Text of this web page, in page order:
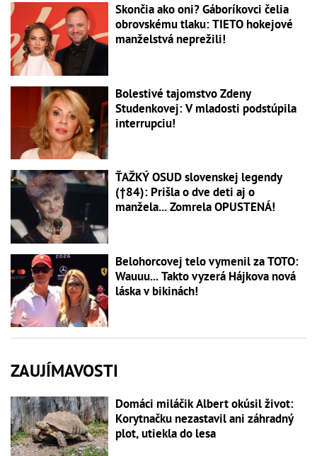
Skončia ako oni? Gáboríkovci čelia
obrovskému tlaku: TIETO hokejové
manželstvá neprežili!
Bolestivé tajomstvo Zdeny
Studenkovej: V mladosti podstúpila
interrupciu!
ŤAŽKÝ OSUD slovenskej legendy
(†84): Prišla o dve deti aj o
manžela... Zomrela OPUSTENÁ!
Belohorcovej telo vymenil za TOTO:
Wauuu... Takto vyzerá Hájkova nová
láska v bikinách!
ZAUJÍMAVOSTI
Domáci miláčik Albert okúsil život:
Korytnačku nezastavil ani záhradný
plot, utiekla do lesa